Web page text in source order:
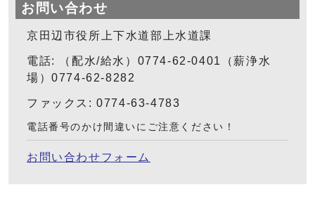
お問い合わせ
京田辺市役所上下水道部上水道課
電話: （配水/給水）0774-62-0401（薪浄水
場）0774-62-8282
ファックス: 0774-63-4783
電話番号のかけ間違いにご注意ください！
お問い合わせフォーム